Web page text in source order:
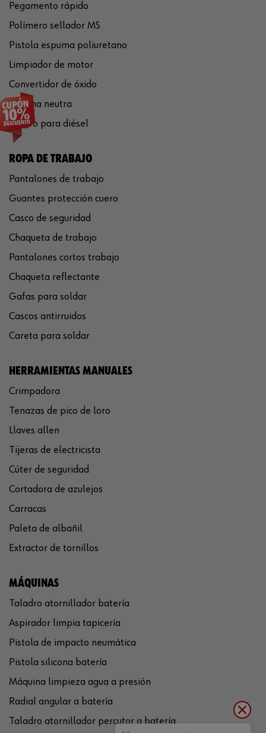
Pegamento rápido
Polímero sellador MS
Pistola espuma poliuretano
Limpiador de motor
Convertidor de óxido
Silicona neutra
Aditivo para diésel
ROPA DE TRABAJO
Pantalones de trabajo
Guantes protección cuero
Casco de seguridad
Chaqueta de trabajo
Pantalones cortos trabajo
Chaqueta reflectante
Gafas para soldar
Cascos antirruidos
Careta para soldar
HERRAMIENTAS MANUALES
Crimpadora
Tenazas de pico de loro
Llaves allen
Tijeras de electricista
Cúter de seguridad
Cortadora de azulejos
Carracas
Paleta de albañil
Extractor de tornillos
MÁQUINAS
Taladro atornillador batería
Aspirador limpia tapicería
Pistola de impacto neumática
Pistola silicona batería
Máquina limpieza agua a presión
Radial angular a batería
Taladro atornillador percutor a batería